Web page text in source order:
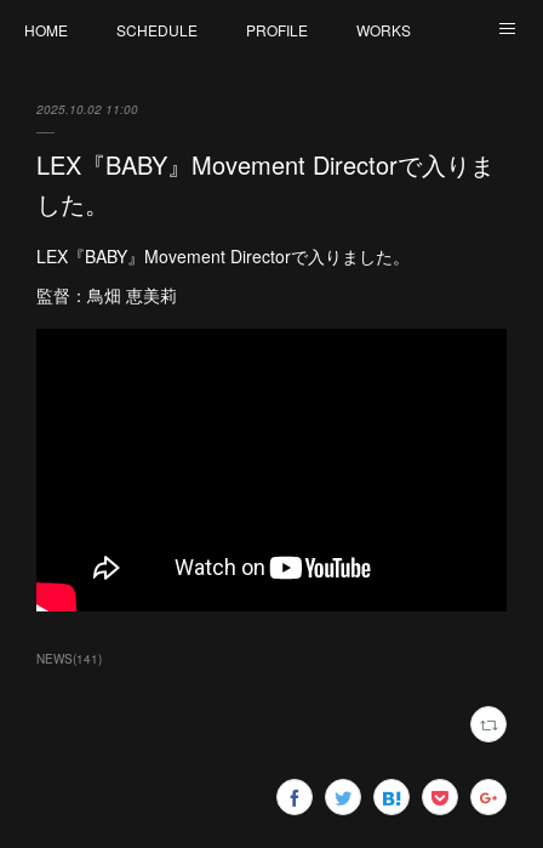
HOME SCHEDULE PROFILE WORKS
2025.10.02 11:00
LEX『BABY』Movement Directorで入りま
した。
LEX『BABY』Movement Directorで入りました。
監督：鳥畑 恵美莉
NEWS(141)